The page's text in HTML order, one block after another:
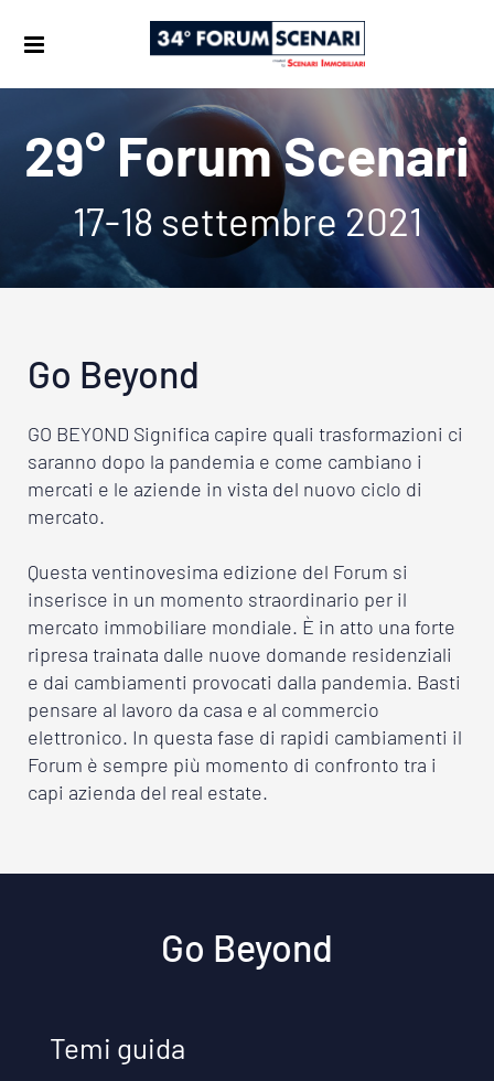
29° Forum Scenari
17-18 settembre 2021
Go Beyond
GO BEYOND Significa capire quali trasformazioni ci
saranno dopo la pandemia e come cambiano i
mercati e le aziende in vista del nuovo ciclo di
mercato.
Questa ventinovesima edizione del Forum si
inserisce in un momento straordinario per il
mercato immobiliare mondiale. È in atto una forte
ripresa trainata dalle nuove domande residenziali
e dai cambiamenti provocati dalla pandemia. Basti
pensare al lavoro da casa e al commercio
elettronico. In questa fase di rapidi cambiamenti il
Forum è sempre più momento di confronto tra i
capi azienda del real estate.
Go Beyond
Temi guida